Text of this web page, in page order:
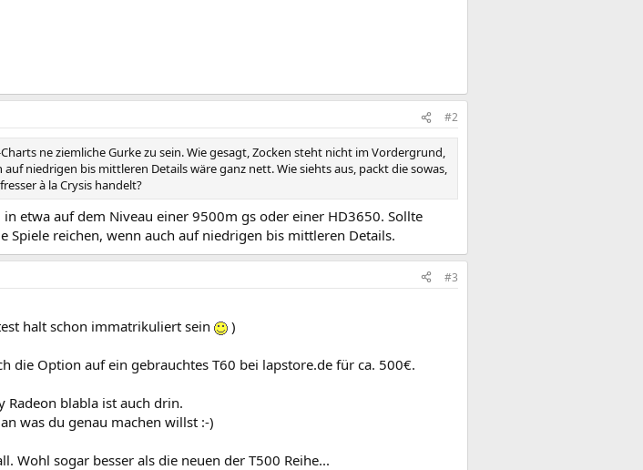
#2
ne ziemliche Gurke zu sein. Wie gesagt, Zocken steht nicht im Vordergrund,
niedrigen bis mittleren Details wäre ganz nett. Wie siehts aus, packt die sowas,
à la Crysis handelt?
etwa auf dem Niveau einer 9500m gs oder einer HD3650. Sollte
Spiele reichen, wenn auch auf niedrigen bis mittleren Details.
#3
halt schon immatrikuliert sein
)
die Option auf ein gebrauchtes T60 bei lapstore.de für ca. 500€.
Radeon blabla ist auch drin.
was du genau machen willst :-)
Wohl sogar besser als die neuen der T500 Reihe...